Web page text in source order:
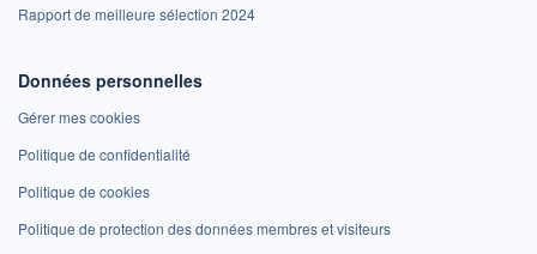
Rapport de meilleure sélection 2024
Données personnelles
Gérer mes cookies
Politique de confidentialité
Politique de cookies
Politique de protection des données membres et visiteurs